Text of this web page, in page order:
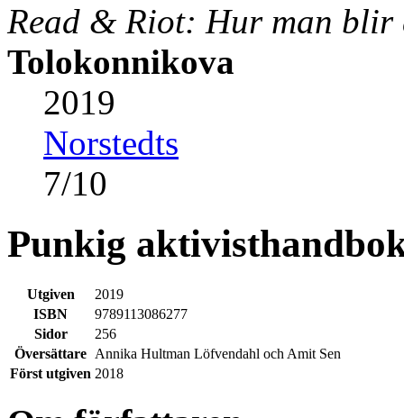
Read & Riot: Hur man blir
Tolokonnikova
2019
Norstedts
7/10
Punkig
Utgiven
2019
ISBN
9789113086277
Sidor
256
Översättare Annika Hultman Löfvendahl och Amit Sen
Först utgiven 2018